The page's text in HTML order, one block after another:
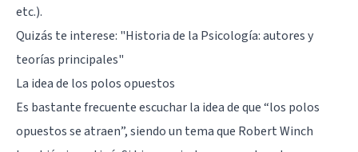
etc.).
Quizás te interese: "Historia de la Psicología: autores y
teorías principales"
La idea de los polos opuestos
Es bastante frecuente escuchar la idea de que “los polos
opuestos se atraen”, siendo un tema que Robert Winch